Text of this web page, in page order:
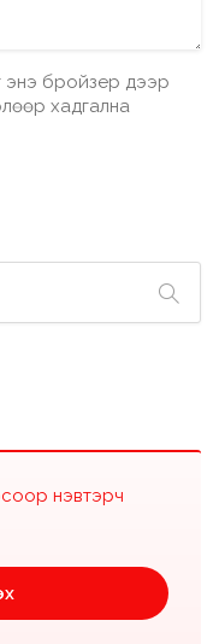
энэ бройзер дээр
хадгална
нэвтэрч